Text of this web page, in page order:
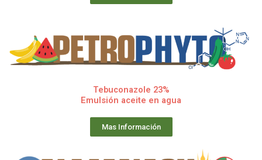
Tebuconazole 23%
Emulsión aceite en agua
Mas Información